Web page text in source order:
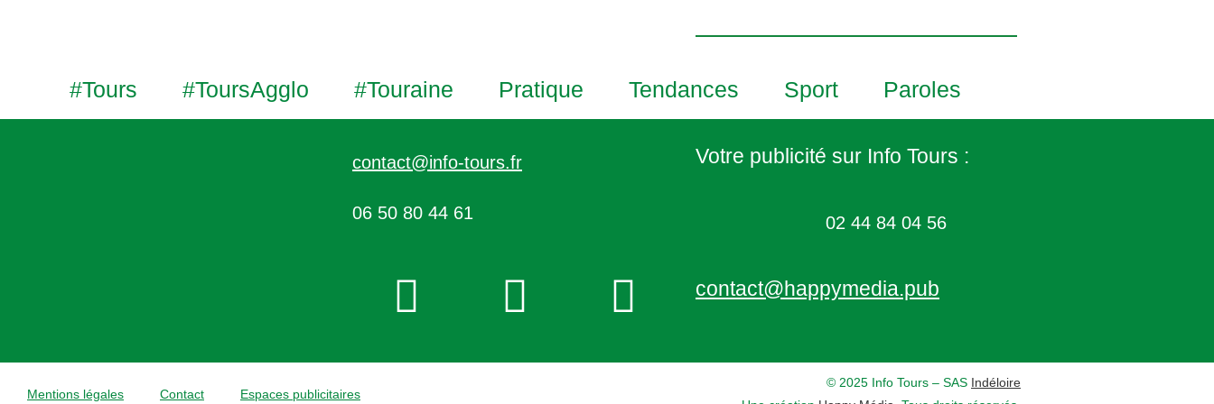
V
e
#Tours #ToursAgglo #Touraine Pratique Tendances Sport Paroles
contact@info-tours.fr
06 50 80 44 61
Votre publicité sur Info Tours :
02 44 84 04 56
contact@happymedia.pub
Mentions légales Contact Espaces publicitaires
© 2025 Info Tours – SAS Indéloire